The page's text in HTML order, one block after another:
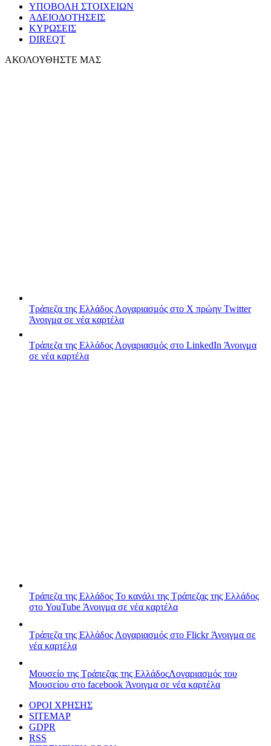
ΥΠΟΒΟΛΗ ΣΤΟΙΧΕΙΩΝ
ΑΔΕΙΟΔΟΤΗΣΕΙΣ
ΚΥΡΩΣΕΙΣ
DIREQT
ΑΚΟΛΟΥΘΗΣΤΕ ΜΑΣ
Τράπεζα της Ελλάδος Λογαριασμός στο X πρώην Twitter
Άνοιγμα σε νέα καρτέλα
Τράπεζα της Ελλάδος Λογαριασμός στο LinkedIn Άνοιγμα
σε νέα καρτέλα
Τράπεζα της Ελλάδος Το κανάλι της Τράπεζας της Ελλάδος
στο YouTube Άνοιγμα σε νέα καρτέλα
Τράπεζα της Ελλάδος Λογαριασμός στο FlickrΆνοιγμα σε
νέα καρτέλα
Μουσείο της Τράπεζας της ΕλλάδοςΛογαριασμός του
Μουσείου στο facebook Άνοιγμα σε νέα καρτέλα
ΟΡΟΙ ΧΡΗΣΗΣ
SITEMAP
GDPR
RSS